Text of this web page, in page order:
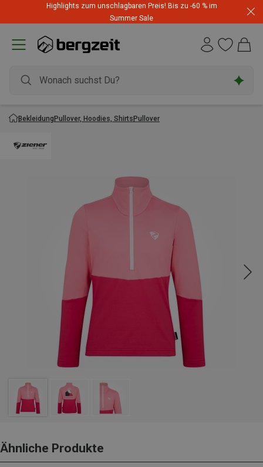
Highlights zum unschlagbaren Preis! Bis zu -60 % im
Summer Sale
BekleidungPullover, Hoodies, ShirtsPullover
Ähnliche Produkte